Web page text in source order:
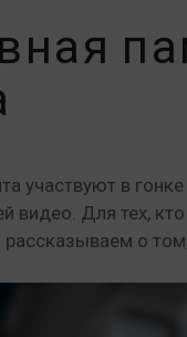
участвуют в
видео. Для тех,
о